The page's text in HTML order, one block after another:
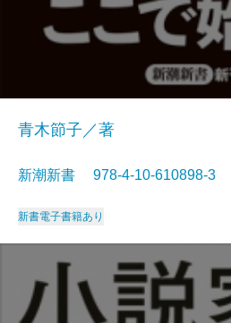
青木節子／著
新潮新書 978-4-10-610898-
新書電子書籍あり